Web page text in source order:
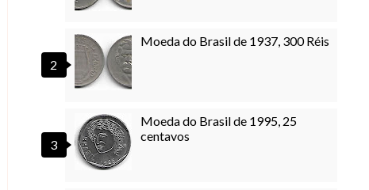
Moeda do Brasil de 1937, 300 Réis
Moeda do Brasil de 1995, 25
centavos